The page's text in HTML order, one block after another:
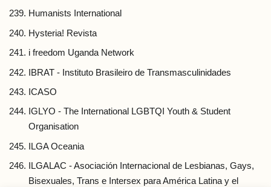
Humanists International
Hysteria! Revista
i freedom Uganda Network
IBRAT - Instituto Brasileiro de Transmasculinidades
ICASO
IGLYO - The International LGBTQI Youth & Student
Organisation
ILGA Oceania
ILGALAC - Asociación Internacional de Lesbianas, Gays,
Bisexuales, Trans e Intersex para América Latina y el